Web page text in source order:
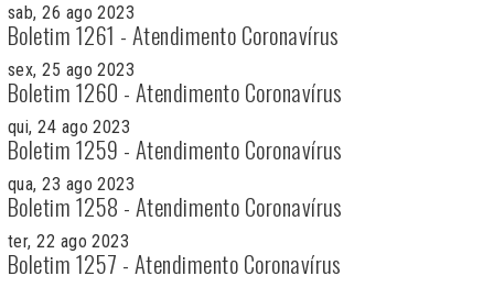
sab, 26 ago 2023
Boletim 1261 - Atendimento Coronavírus
sex, 25 ago 2023
Boletim 1260 - Atendimento Coronavírus
qui, 24 ago 2023
Boletim 1259 - Atendimento Coronavírus
qua, 23 ago 2023
Boletim 1258 - Atendimento Coronavírus
ter, 22 ago 2023
Boletim 1257 - Atendimento Coronavírus